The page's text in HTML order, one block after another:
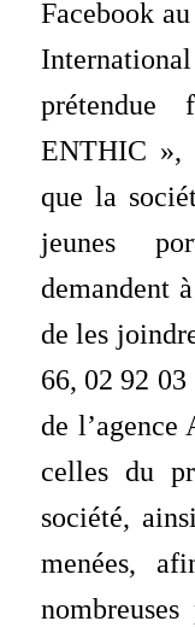
Facebook
prétendue
ENTHIC »,
que la
jeunes
demandent
de les
66, 02 92
de l’agence
celles du
société,
menées,